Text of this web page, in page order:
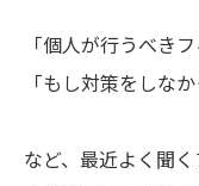
「個人が行うべき
「もし対策をしな
など、最近よく聞